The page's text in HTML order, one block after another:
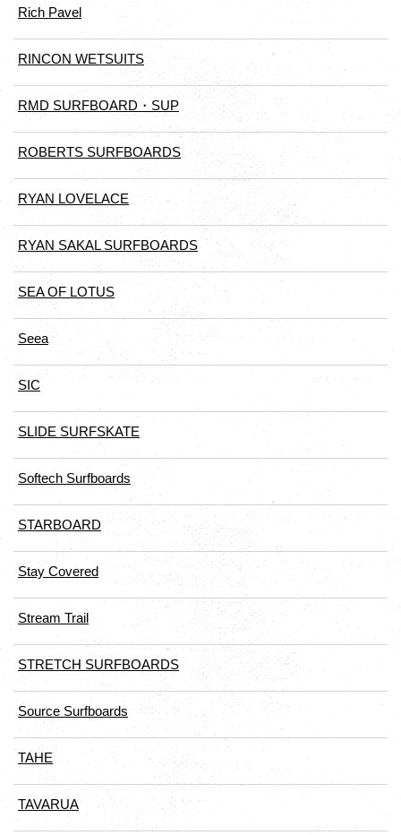
Rich Pavel
RINCON WETSUITS
RMD SURFBOARD・SUP
ROBERTS SURFBOARDS
RYAN LOVELACE
RYAN SAKAL SURFBOARDS
SEA OF LOTUS
Seea
SIC
SLIDE SURFSKATE
Softech Surfboards
STARBOARD
Stay Covered
Stream Trail
STRETCH SURFBOARDS
Source Surfboards
TAHE
TAVARUA